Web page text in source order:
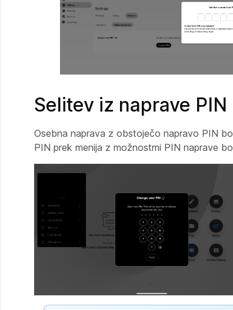
Selitev iz naprave
Osebna naprava z obstoječo napravo PIN
PIN prek menija z možnostmi PIN naprave